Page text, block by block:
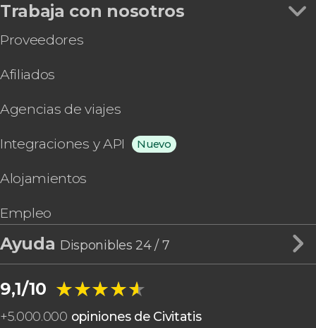
Trabaja con nosotros
Proveedores
Afiliados
Agencias de viajes
Integraciones y API Nuevo
Alojamientos
Empleo
Ayuda Disponibles 24 / 7
9,1/10 ★★★★★
★★★★★
+5.000.000 opiniones de Civitatis